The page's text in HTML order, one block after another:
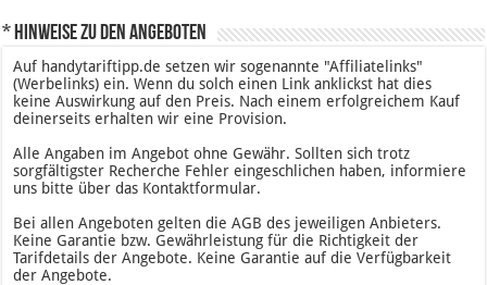
* Hinweise zu den Angeboten
Auf handytariftipp.de setzen wir sogenannte "Affiliatelinks"
(Werbelinks) ein. Wenn du solch einen Link anklickst hat dies
keine Auswirkung auf den Preis. Nach einem erfolgreichem Kauf
deinerseits erhalten wir eine Provision.
Alle Angaben im Angebot ohne Gewähr. Sollten sich trotz
sorgfältigster Recherche Fehler eingeschlichen haben, informiere
uns bitte über das Kontaktformular.
Bei allen Angeboten gelten die AGB des jeweiligen Anbieters.
Keine Garantie bzw. Gewährleistung für die Richtigkeit der
Tarifdetails der Angebote. Keine Garantie auf die Verfügbarkeit
der Angebote.